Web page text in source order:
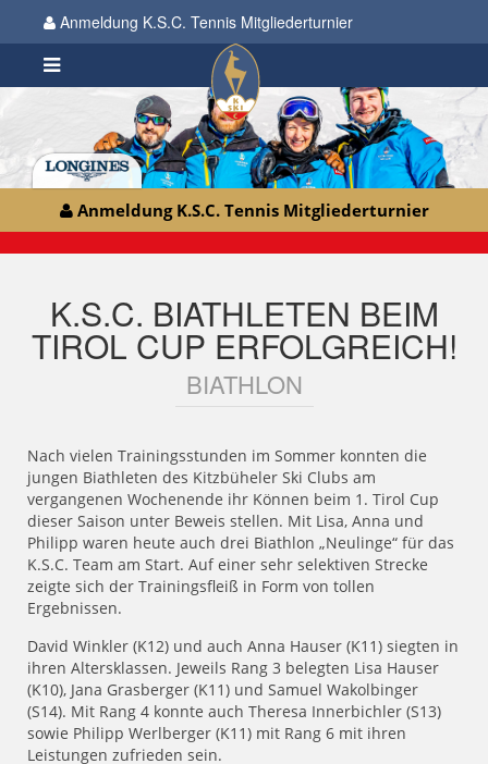
Anmeldung K.S.C. Tennis Mitgliederturnier
Anmeldung K.S.C. Tennis Mitgliederturnier
K.S.C. BIATHLETEN BEIM
TIROL CUP ERFOLGREICH!
BIATHLON
Nach vielen Trainingsstunden im Sommer konnten die
jungen Biathleten des Kitzbüheler Ski Clubs am
vergangenen Wochenende ihr Können beim 1. Tirol Cup
dieser Saison unter Beweis stellen. Mit Lisa, Anna und
Philipp waren heute auch drei Biathlon „Neulinge“ für das
K.S.C. Team am Start. Auf einer sehr selektiven Strecke
zeigte sich der Trainingsfleiß in Form von tollen
Ergebnissen.
David Winkler (K12) und auch Anna Hauser (K11) siegten in
ihren Altersklassen. Jeweils Rang 3 belegten Lisa Hauser
(K10), Jana Grasberger (K11) und Samuel Wakolbinger
(S14). Mit Rang 4 konnte auch Theresa Innerbichler (S13)
sowie Philipp Werlberger (K11) mit Rang 6 mit ihren
Leistungen zufrieden sein.